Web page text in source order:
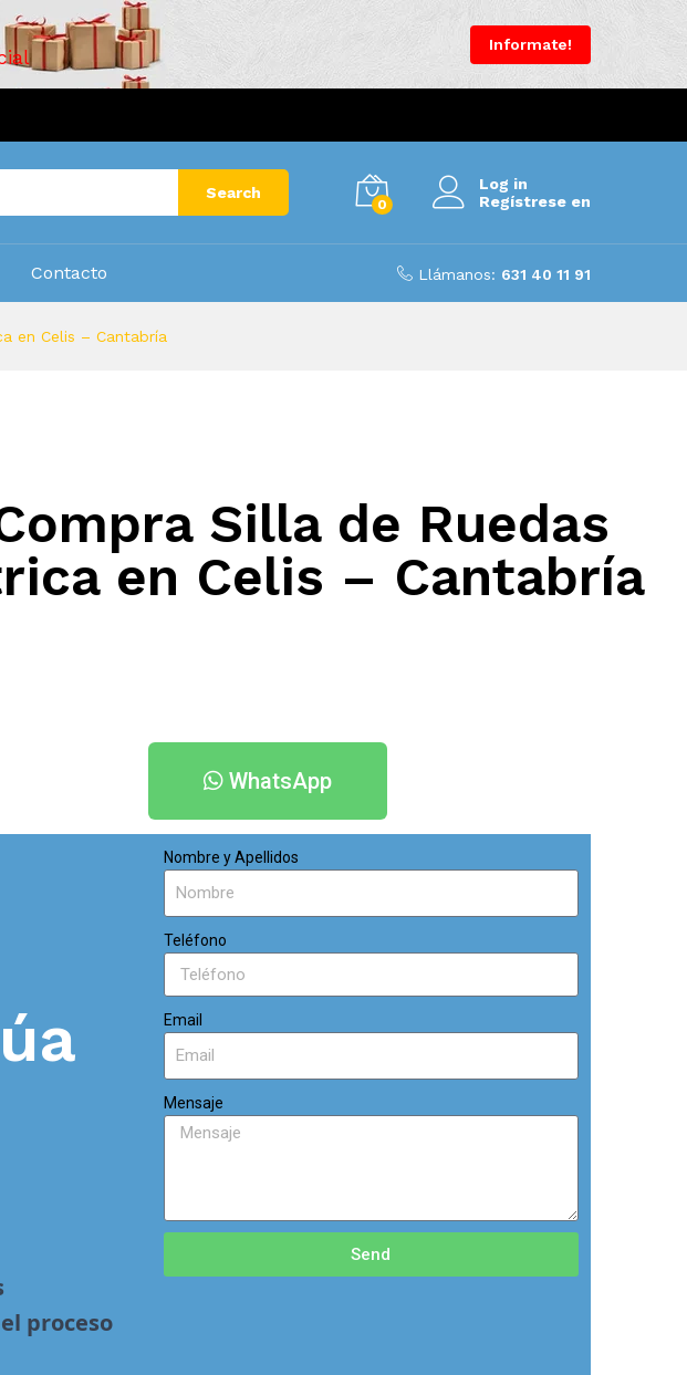
Informate!
Search
0
Log in
Regístrese en
Contacto Llámanos: 631 40 11 91
en Celis – Cantabría
Silla de Ruedas
en Celis – Cantabría
WhatsApp
proceso
Nombre y Apellidos
Teléfono
Email
Mensaje
Send